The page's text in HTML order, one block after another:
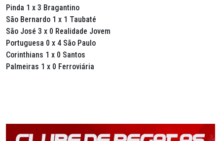
Pinda 1 x 3 Bragantino
São Bernardo 1 x 1 Taubaté
São José 3 x 0 Realidade Jovem
Portuguesa 0 x 4 São Paulo
Corinthians 1 x 0 Santos
Palmeiras 1 x 0 Ferroviária